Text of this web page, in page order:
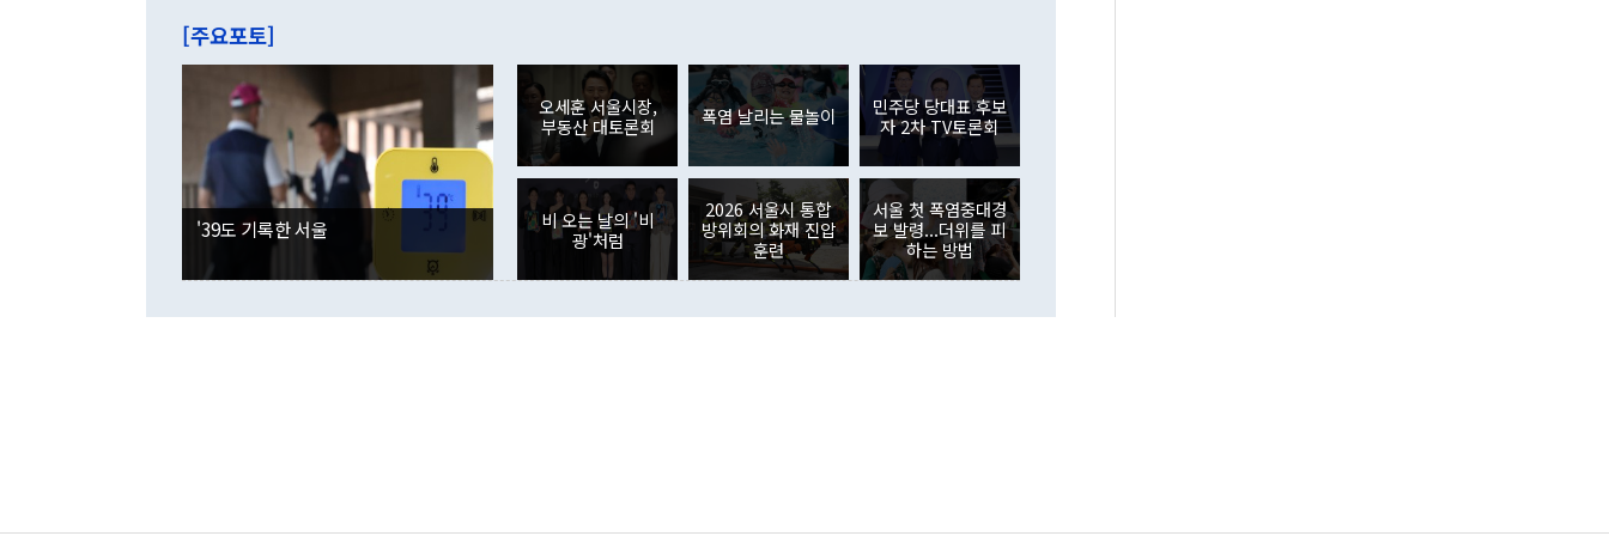
이 9월 러시아 블라디보스토크에서 열리는 '동방경제포럼(EEF)'을 언급하
며 "정부 차원에서 (참석을) 검토하고 있다"고 발언한 데 대해서도 조 장관
은 "그것은 외교부의 몫"이라며 "아직 거기까지 진도가 나가지 않았다"고
잘랐다. 정 장관이 이날 소개한 대북 구상과 설명은 정부 내 조율을 거치지
않았다는 점에서 문제가 있다. 특히 주적 표현 대체와 국호 사용, 9·19 군
사합의 복원, 4자회담 추진 등은 통일부 장관이 결정할 사안이 아니어서 월
권이라는 지적이 나오고 있다. 이 대통령은 정 장관의 업무보고를 듣고 난
뒤 "여기 업무보고에 발표했다고 승인난 건 아니다"라고 재차 확인했다. 정
부의 한 소식통은 "정 장관의 발언 내용은 대부분 국가안전보장회의(NSC)
를 거쳐 결정된 사안이 아닌 정 장관의 개인적 생각에 가깝다"며 "안보 관
련 부처 장관이 정부의 공식 정책이 아닌 사안을 추진하겠다고 업무보고를
하고 대통령의 면전에서 '국군통수권자가 나서야 한다'고 주장한 것은 심각
였던 올해 3월(369억9000만달러)을 넘어선 것이다. 직접투자에서는 내국
인의 해외투자가 80억1000만달러, 외국인의 국내투자가 46억3000만달러
각각 증가했다. 증권투자에서는 외국인의 국내 주식 매도세가 이어졌다. 외
국인의 국내 주식 투자는 차익실현 매도 등의 영향으로 316억1000만달러
감소하며 전월(-310억5000만달러)에 이어 역대 최대 순매도 기록을 다시
경신했다. 외국인의 국내 채권투자는 세계국채지수(WGBI) 자금 유입에도
분기 말 만기도래 영향으로 증가 폭이 줄어든 52억9000만달러를 기록했
다. 내국인의 해외 증권투자는 주식을 중심으로 35억6000만달러 증가했
다. eoyn2@newspim.com
[주요포토]
'39도 기록한 서울
오세훈 서울시장,
부동산 대토론회
폭염 날리는 물놀이
민주당 당대표 후보
자 2차 TV토론회
비 오는 날의 '비
광'처럼
2026 서울시 통합
방위회의 화재 진압
훈련
서울 첫 폭염중대경
보 발령...더위를 피
하는 방법